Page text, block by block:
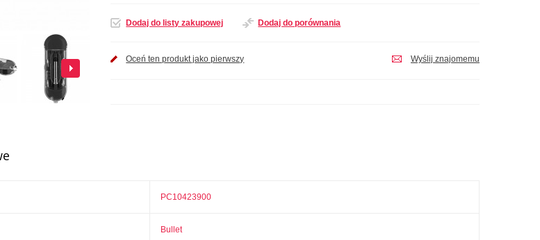
Dodaj do listy zakupowej Dodaj do porównania
Oceń ten produkt jako pierwszy Wyślij znajomemu
PC10423900
Bullet